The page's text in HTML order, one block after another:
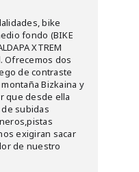
bike
fondo (BIKE
XTREM
Ofrecemos dos
de contraste
Bizkaina y
que desde ella
subidas
exigiran sacar
de nuestro